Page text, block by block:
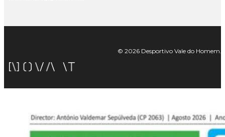
© 2026 Desportivo Vale do Homem.